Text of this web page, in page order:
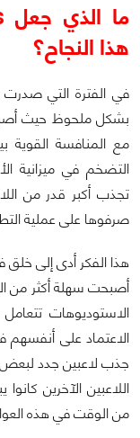
هذا النجاح؟
في الفترة التي صدرت
بشكل ملحوظ حيث
التضخم في ميزانية
تجذب أكبر قدر من
صرفوها على عملية
الاستوديوهات
الاعتماد على أنفسهم
جذب لاعبين جدد لبعض
اللاعبين الآخرين
من الوقت في هذه